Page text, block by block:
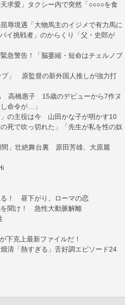
求愛」タクシー内で突然「○○○○を食
辱境遇「大物馬主のイジメで有力馬に
イ挑戦者」のからくり「父・史郎が
急警告！「脳萎縮・短命はチェルノブ
プ」 原監督の新外国人推しが強力打
高橋惠子 15歳のデビューから7作ヌ
命令が…」
の主役は今 山田かな子が明かす10
死で吹っ切れた」「先生が私を性の奴
」壮絶舞台裏 原田芳雄、大原麗
！ 昼下がり、ローマの恋
聞け！ 急性大動脈解離
克上最新ファイルだ！
「熱すぎる」舌好調エピソード24